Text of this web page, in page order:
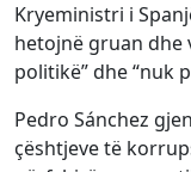
Kryeministri i
hetojnë gruan dhe
politikë” dhe “nuk
Pedro Sánchez
çështjeve të